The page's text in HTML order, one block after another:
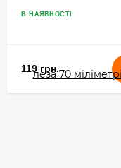
В НАЯВНОСТІ
119 грн.